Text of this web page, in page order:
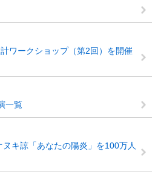
ワークショップ（第2回）を開催
一覧
キ諒「あなたの陽炎」を100万人